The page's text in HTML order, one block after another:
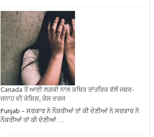
Canada ਤੋਂ ਆਈ ਲੜਕੀ ਨਾਲ ਕਥਿਤ ਤਾਂਤਰਿਕ ਵੱਲੋਂ ਜਬਰ-
ਜਨਾਹ ਦੀ ਕੋਸ਼ਿਸ਼, ਕੇਸ ਦਰਜ
Punjab – ਸਰਕਾਰ ਨੇ ਨੌਕਰੀਆਂ ਤਾਂ ਕੀ ਦੇਣੀਆਂ ਨੇ ਸਰਕਾਰ ਨੇ
ਨੌਕਰੀਆਂ ਤਾਂ ਕੀ ਦੇਣੀਆਂ …